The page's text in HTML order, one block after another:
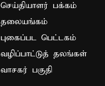
செய்தியாளர் பக்கம்
தலையங்கம்
புகைப்பட பெட்டகம்
வழிப்பாட்டுத் தலங்கள்
வாசகர் பகுதி